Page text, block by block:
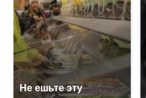
Не ешьте эту